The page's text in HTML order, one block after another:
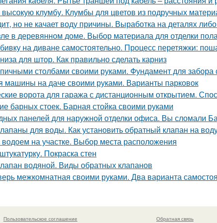
высокую клумбу. Клумбы для цветов из подручных
но не качает воду причины. Выработка на деталях
в деревянном доме. Выбор материала для отделки
на диване самостоятельно. Процесс перетяжки:
для штор. Как правильно сделать карниз
столбами своими руками. Фундамент для
машины на даче своими руками. Варианты парковок
ворота для гаража с дистанционным открытием.
барных стоек. Барная стойка своими руками
панелей для наружной отделки офиса. Вы сломали
для воды. Как установить обратный клапан на
водоем на участке. Выбор места расположения
Покраска стен
водяной. Виды обратных клапанов
межкомнатная своими руками. Два варианта
Пользовательское соглашение Обратная связь